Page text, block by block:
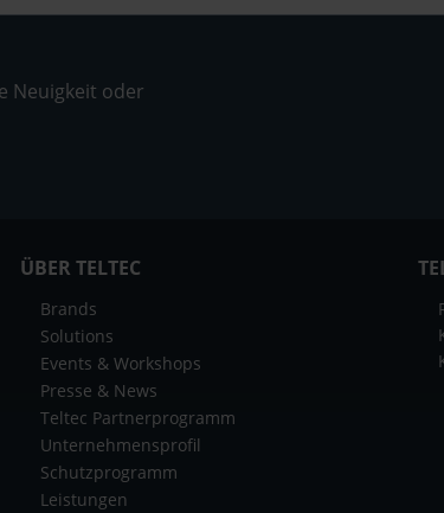
Neuigkeit oder
ÜBER TELTEC
Brands
Solutions
Events & Workshops
Presse & News
Teltec Partnerprogramm
Unternehmensprofil
Schutzprogramm
Leistungen